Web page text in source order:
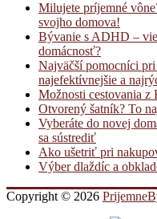
Milujete príjemné
svojho domova!
Bývanie s ADHD –
domácnosť?
Najväčší pomocníci
najefektívnejšie a
Možnosti cestovania z
Otvorený šatník? To
Vyberáte do novej
sa sústrediť
Ako ušetriť pri
Výber dlaždíc a
Copyright © 2026